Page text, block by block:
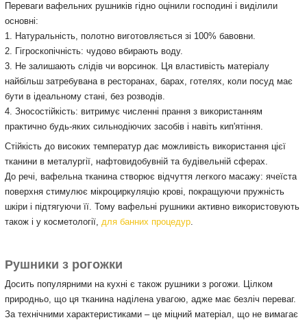
Переваги вафельних рушників гідно оцінили господині і виділили
основні:
1. Натуральність, полотно виготовляється зі 100% бавовни.
2. Гігроскопічність: чудово вбирають воду.
3. Не залишають слідів чи ворсинок. Ця властивість матеріалу
найбільш затребувана в ресторанах, барах, готелях, коли посуд має
бути в ідеальному стані, без розводів.
4. Зносостійкість: витримує численні прання з використанням
практично будь-яких сильнодіючих засобів і навіть кип'ятіння.
Стійкість до високих температур дає можливість використання цієї
тканини в металургії, нафтовидобувній та будівельній сферах.
До речі, вафельна тканина створює відчуття легкого масажу: ячеїста
поверхня стимулює мікроциркуляцію крові, покращуючи пружність
шкіри і підтягуючи її. Тому вафельні рушники активно використовують
також і у косметології, для банних процедур.
Рушники з рогожки
Досить популярними на кухні є також рушники з рогожи. Цілком
природньо, що ця тканина наділена увагою, адже має безліч переваг.
За технічними характеристиками – це міцний матеріал, що не вимагає